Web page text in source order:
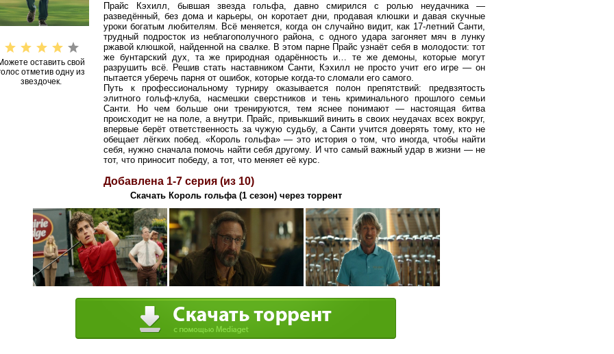
оставить свой
отметив одну из
звездочек.
Прайс Кэхилл, бывшая звезда гольфа, давно смирился с ролью неудачника —
разведённый, без дома и карьеры, он коротает дни, продавая клюшки и давая скучные
уроки богатым любителям. Всё меняется, когда он случайно видит, как 17-летний Санти,
трудный подросток из неблагополучного района, с одного удара загоняет мяч в лунку
ржавой клюшкой, найденной на свалке. В этом парне Прайс узнаёт себя в молодости: тот
же бунтарский дух, та же природная одарённость и… те же демоны, которые могут
разрушить всё. Решив стать наставником Санти, Кэхилл не просто учит его игре — он
пытается уберечь парня от ошибок, которые когда-то сломали его самого.
Путь к профессиональному турниру оказывается полон препятствий: предвзятость
элитного гольф-клуба, насмешки сверстников и тень криминального прошлого семьи
Санти. Но чем больше они тренируются, тем яснее понимают — настоящая битва
происходит не на поле, а внутри. Прайс, привыкший винить в своих неудачах всех вокруг,
впервые берёт ответственность за чужую судьбу, а Санти учится доверять тому, кто не
обещает лёгких побед. «Король гольфа» — это история о том, что иногда, чтобы найти
себя, нужно сначала помочь найти себя другому. И что самый важный удар в жизни — не
тот, что приносит победу, а тот, что меняет её курс.
Добавлена 1-7 серия (из 10)
Скачать Король гольфа (1 сезон) через торрент